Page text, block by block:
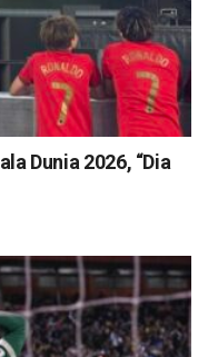
Dunia 2026, “Dia